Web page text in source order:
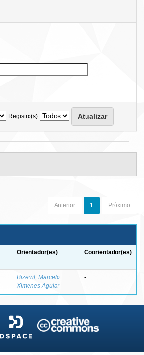
Registro(s)
Anterior 1 Próximo
Orientador(es) Coorientador(es)
Bizerril, Marcelo
Ximenes Aguiar
-